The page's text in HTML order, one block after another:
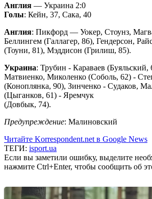
Англия — Украина 2:0
Голы: Кейн, 37, Сака, 40
Англия: Пикфорд — Уокер, Стоунз,
Беллингем (Галлагер, 86), Гендерсон,
(Тоуни, 81), Мэддисон (Грилиш, 85).
Украина: Трубин - Караваев (Буяльский,
Матвиенко, Миколенко (Соболь, 62) -
(Коноплянка, 90), Зинченко - Судаков,
(Цыганков, 61) - Яремчук
(Довбык, 74).
Предупреждение: Малиновский
Читайте Korrespondent.net в Google News
ТЕГИ: isport.ua
Если вы заметили ошибку, выделите
нажмите Ctrl+Enter, чтобы сообщить об